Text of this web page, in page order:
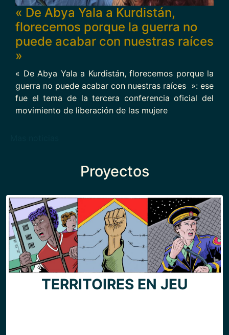
« De Abya Yala a Kurdistán,
florecemos porque la guerra no
puede acabar con nuestras raíces
»
« De Abya Yala a Kurdistán, florecemos porque la
guerra no puede acabar con nuestras raíces »: ese
fue el tema de la tercera conferencia oficial del
movimiento de liberación de las mujere
Proyectos
Imagen
TERRITOIRES EN JEU
Imagen
DES-TERRES-MINÉES
Imagen
CAPITALISMO DE VIGILANCIA
Imagen
BENEFICIARIOS
Imagen
SOLIDARIDAD CON LXS
Imagen
NOTRE SOLIDARITÉ : UN
Imagen
PROYECTOS PASADOS